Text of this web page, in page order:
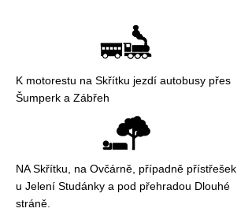
K motorestu na Skřítku jezdí autobusy přes
Šumperk a Zábřeh
NA Skřítku, na Ovčárně, případně přístřešek
u Jelení Studánky a pod přehradou Dlouhé
stráně.